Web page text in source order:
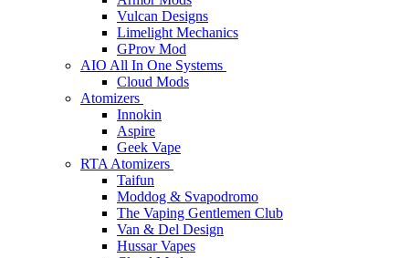
Vulcan Designs
Limelight Mechanics
GProv Mod
AIO All In One Systems
Cloud Mods
Atomizers
Innokin
Aspire
Geek Vape
RTA Atomizers
Taifun
Moddog & Svapodromo
The Vaping Gentlemen Club
Van & Del Design
Hussar Vapes